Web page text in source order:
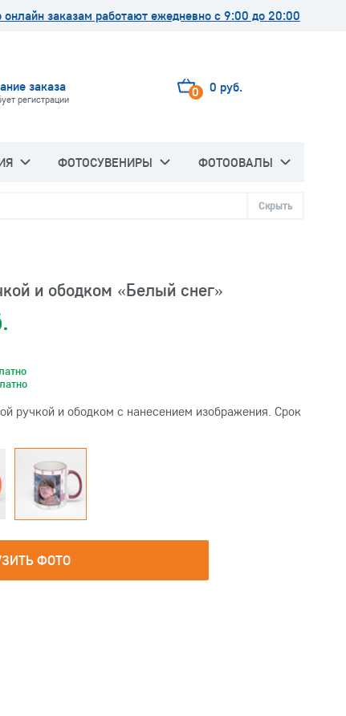
заказам работают ежедневно с 9:00 до 20:00
заказа
регистрации 0 0 руб.
ФОТОСУВЕНИРЫ ФОТООВАЛЫ
Скрыть
и ободком «Белый снег»
ручкой и ободком с нанесением изображения. Срок
ФОТО